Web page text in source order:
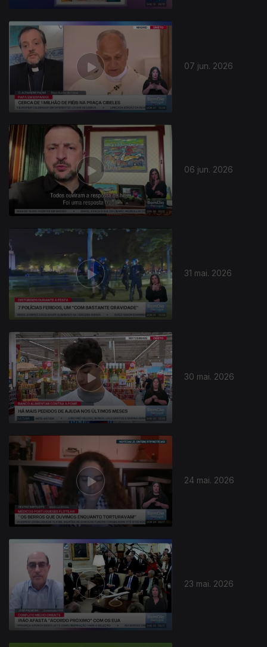
07 jun. 2026
06 jun. 2026
31 mai. 2026
30 mai. 2026
24 mai. 2026
23 mai. 2026
929683